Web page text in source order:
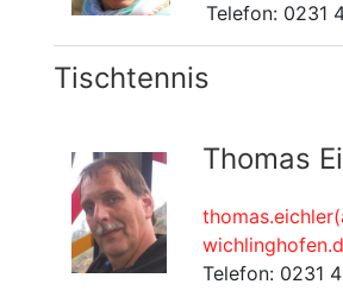
Telefon: 0231
Tischtennis
Thomas
Telefon: 0231